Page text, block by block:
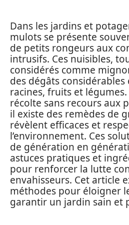
Dans les jardins et
mulots se présente
de petits rongeurs aux
intrusifs. Ces nuisibles,
considérés comme
des dégâts
racines, fruits et
récolte sans recours aux
il existe des remèdes de
révèlent efficaces et
l’environnement. Ces
de génération en
astuces pratiques et
pour renforcer la lutte
envahisseurs. Cet article
méthodes pour éloigner
garantir un jardin sain et